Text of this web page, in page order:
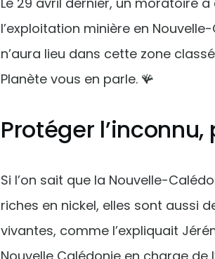
l’exploitation minière en
n’aura lieu dans cette zone
Planète vous en parle. 🪸
Protéger
Si l’on sait que la Nouvelle-
riches en nickel, elles sont aussi
vivantes, comme l’expliquait